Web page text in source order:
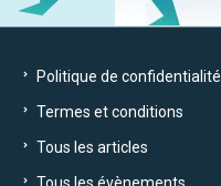
Politique de confidentialité
Termes et conditions
Tous les articles
Tous les évènements